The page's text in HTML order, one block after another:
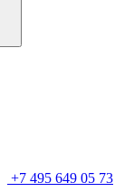
+7 495 649 05 73